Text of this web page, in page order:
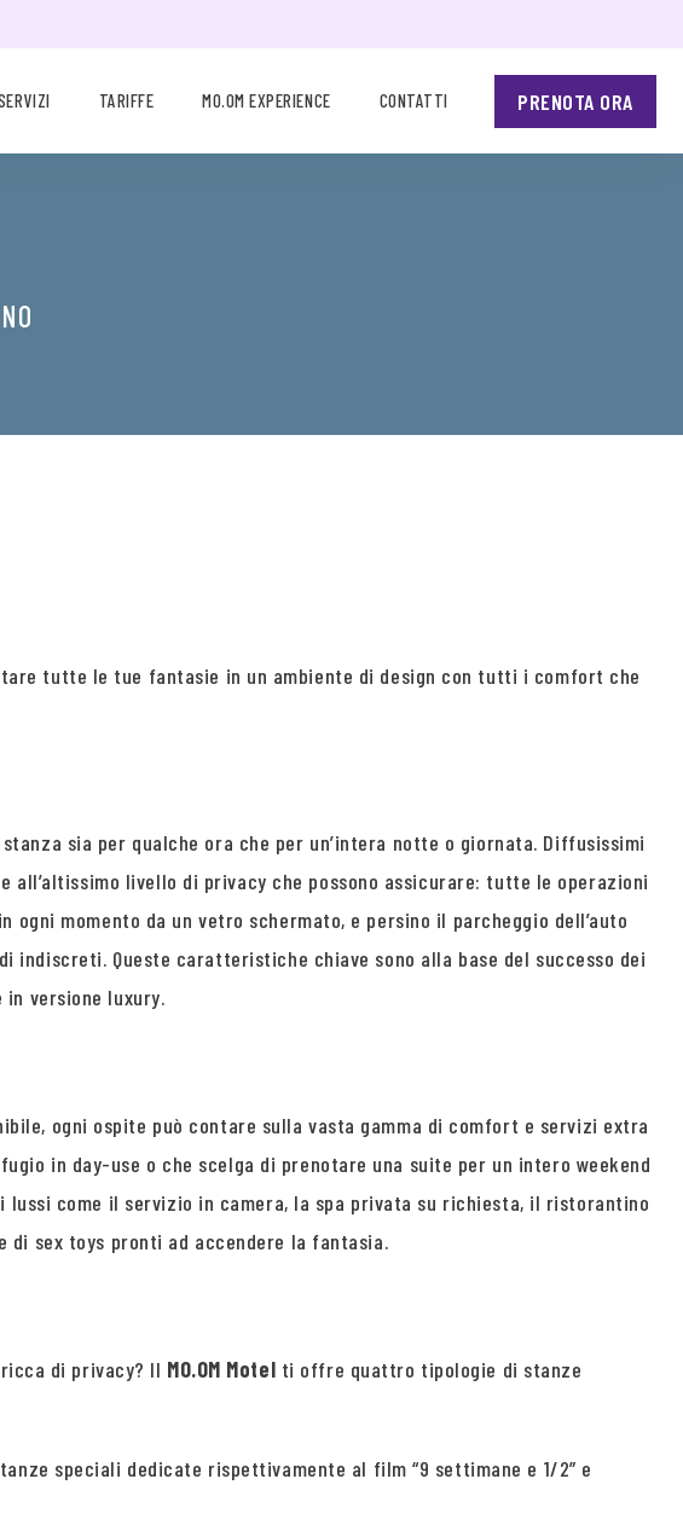
TARIFFE MO.OM EXPERIENCE CONTATTI PRENOTA ORA
tutte le tue fantasie in un ambiente di design con tutti i comfort che
sia per qualche ora che per un’intera notte o giornata. Diffusissimi
livello di privacy che possono assicurare: tutte le operazioni
momento da un vetro schermato, e persino il parcheggio dell’auto
Queste caratteristiche chiave sono alla base del successo dei
versione luxury.
ogni ospite può contare sulla vasta gamma di comfort e servizi extra
in day-use o che scelga di prenotare una suite per un intero weekend
come il servizio in camera, la spa privata su richiesta, il ristorantino
di sex toys pronti ad accendere la fantasia.
di privacy? Il MO.OM Motel ti offre quattro tipologie di stanze
speciali dedicate rispettivamente al film “9 settimane e 1/2” e